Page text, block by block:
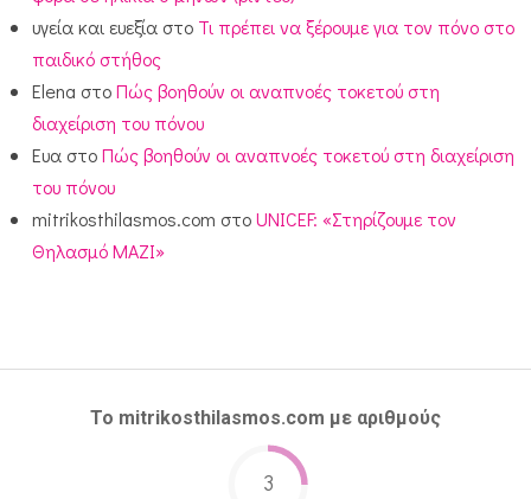
υγεία και ευεξία στο Τι πρέπει να ξέρουμε για τον πόνο στο
παιδικό στήθος
Elena στοΠώς βοηθούν οι αναπνοές τοκετού στη
διαχείριση του πόνου
Ευα στοΠώς βοηθούν οι αναπνοές τοκετού στη διαχείριση
του πόνου
mitrikosthilasmos.com στοUNICEF: «Στηρίζουμε τον
Θηλασμό ΜΑΖΙ»
Το mitrikosthilasmos.com με αριθμούς
3